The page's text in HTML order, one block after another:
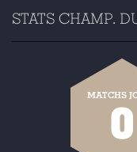
STATS CHAMP.
MATCHS
0